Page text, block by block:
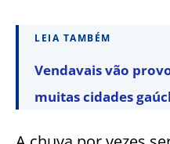
LEIA TAMBÉM
Vendavais vão
muitas cidades